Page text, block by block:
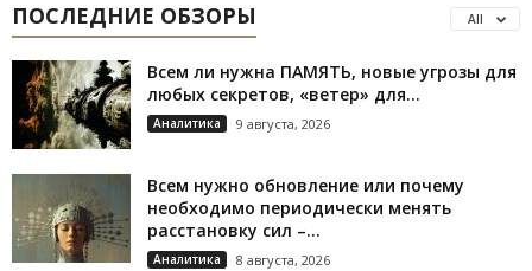
ПОСЛЕДНИЕ ОБЗОРЫ All
Всем ли нужна ПАМЯТЬ, новые угрозы для
любых секретов, «ветер» для...
Аналитика 9 августа, 2026
Всем нужно обновление или почему
необходимо периодически менять
расстановку сил –...
Аналитика 8 августа, 2026